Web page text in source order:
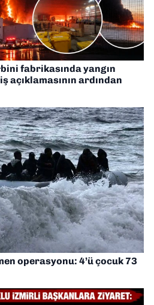
fabrikasında yangın
açıklamasının ardından
operasyonu: 4’ü çocuk 73